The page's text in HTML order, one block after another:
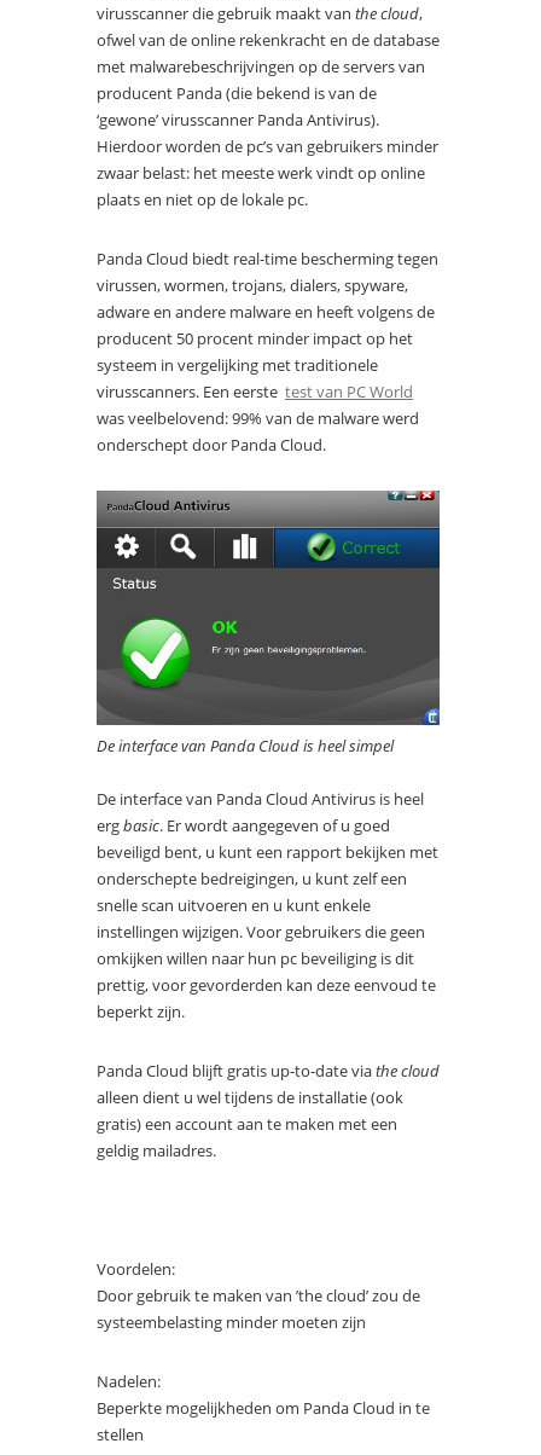
virusscanner die gebruik maakt van the cloud,
ofwel van de online rekenkracht en de database
met malwarebeschrijvingen op de servers van
producent Panda (die bekend is van de
‘gewone’ virusscanner Panda Antivirus).
Hierdoor worden de pc’s van gebruikers minder
zwaar belast: het meeste werk vindt op online
plaats en niet op de lokale pc.
Panda Cloud biedt real-time bescherming tegen
virussen, wormen, trojans, dialers, spyware,
adware en andere malware en heeft volgens de
producent 50 procent minder impact op het
systeem in vergelijking met traditionele
virusscanners. Een eerste test van PC World
was veelbelovend: 99% van de malware werd
onderschept door Panda Cloud.
De interface van Panda Cloud is heel simpel
De interface van Panda Cloud Antivirus is heel
ergbasic. Er wordt aangegeven of u goed
beveiligd bent, u kunt een rapport bekijken met
onderschepte bedreigingen, u kunt zelf een
snelle scan uitvoeren en u kunt enkele
instellingen wijzigen. Voor gebruikers die geen
omkijken willen naar hun pc beveiliging is dit
prettig, voor gevorderden kan deze eenvoud te
beperkt zijn.
Panda Cloud blijft gratis up-to-date viathe cloud
alleen dient u wel tijdens de installatie (ook
gratis) een account aan te maken met een
geldig mailadres.
Voordelen:
Door gebruik te maken van ’the cloud’ zou de
systeembelasting minder moeten zijn
Nadelen:
Beperkte mogelijkheden om Panda Cloud in te
stellen